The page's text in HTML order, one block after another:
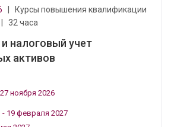
Курсы повышения квалификации
32 часа
и налоговый учет
активов
ноября 2026
19 февраля 2027